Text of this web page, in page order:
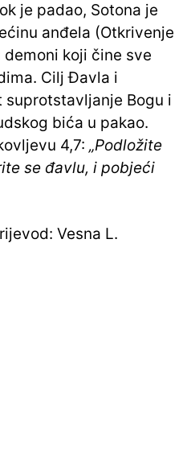
je padao, Sotona je
anđela (Otkrivenje
koji čine sve
Cilj Đavla i
suprotstavljanje Bogu i
bića u pakao.
4,7: „Podložite
se đavlu, i pobjeći
Vesna L.